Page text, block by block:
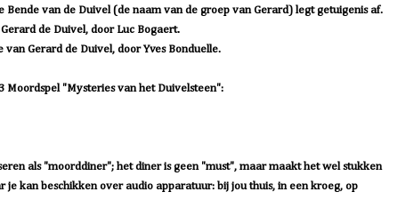
Bende van de Duivel (de naam van de groep van Gerard) legt getuigenis af.
de Duivel, door Luc Bogaert.
Gerard de Duivel, door Yves Bonduelle.
Moordspel "Mysteries van het Duivelsteen":
als "moorddiner"; het diner is geen "must", maar maakt het wel stukken
je kan beschikken over audio apparatuur: bij jou thuis, in een kroeg, op